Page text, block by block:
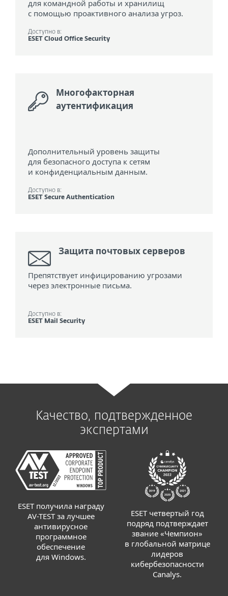
для командной работы и хранилищ
с помощью проактивного анализа угроз.
Доступно в:
ESET Cloud Office Security
Многофакторная
аутентификация
Дополнительный уровень защиты
для безопасного доступа к сетям
и конфиденциальным данным.
Доступно в:
ESET Secure Authentication
Защита почтовых серверов
Препятствует инфицированию угрозами
через электронные письма.
Доступно в:
ESET Mail Security
Качество, подтвержденное
экспертами
ESET получила награду
AV-TEST за лучшее
антивирусное
программное
обеспечение
для Windows.
ESET четвертый год
подряд подтверждает
звание «Чемпион»
в глобальной матрице
лидеров
кибербезопасности
Canalys.